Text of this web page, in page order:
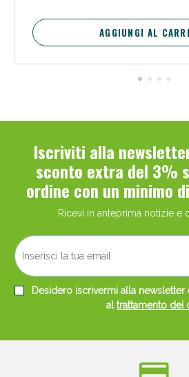
AGGIUNGI AL
Iscriviti alla
sconto extra del 3%
ordine con un minimo
Ricevi in anteprima notizie e
Desidero iscrivermi alla
altrattamento dei